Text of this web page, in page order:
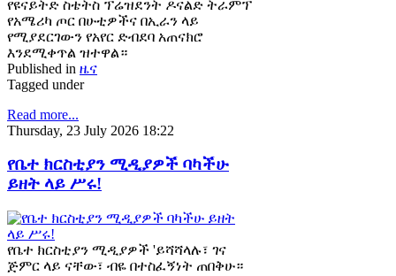
የዩናይትድ ስቴትስ ፕሬዝደንት ዶናልድ ትራምፕ
የአሜሪካ ጦር በሁቲዎችና በኢራን ላይ
የሚያደርገውን የአየር ድብደባ አጠናክሮ
እንደሚቀጥል ዝተዋል።
Published in ዜና
Tagged under
Read more...
Thursday, 23 July 2026 18:22
የቤተ ክርስቲያን ሚዲያዎች ባካችሁ
ይዘት ላይ ሥሩ!
የቤተ ክርስቲያን ሚዲያዎች 'ይሻሻላሉ፣ ገና
ጅምር ላይ ናቸው፣ ብዬ በተስፈኝነት ጠበቅሁ።